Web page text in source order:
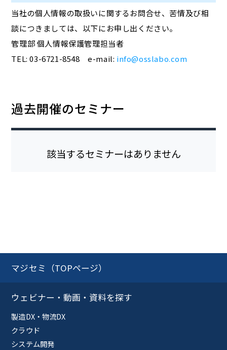
当社の個人情報の取扱いに関するお問合せ、苦情及び相
談につきましては、以下にお申し出ください。
管理部 個人情報保護管理担当者
TEL: 03-6721-8548 e-mail: info@osslabo.com
過去開催のセミナー
該当するセミナーはありません
マジセミ（TOPページ）
ウェビナー・動画・資料を探す
製造DX・物流DX
クラウド
システム開発